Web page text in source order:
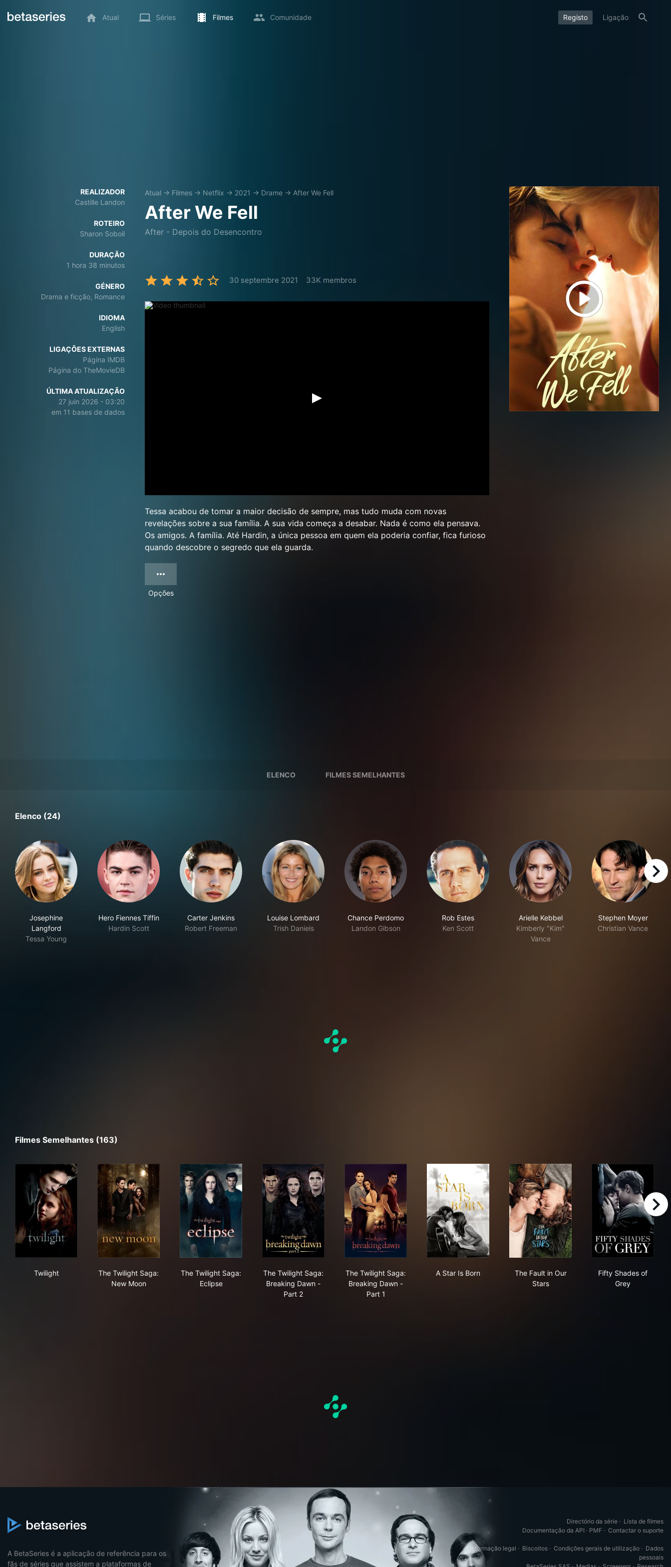
Atual Séries Filmes Comunidade Registo Ligação
REALIZADOR
Castille Landon
ROTEIRO
Sharon Soboil
DURAÇÃO
1 hora 38 minutos
GÉNERO
Drama e ficção, Romance
IDIOMA
English
LIGAÇÕES EXTERNAS
Página IMDB
Página do TheMovieDB
ÚLTIMA ATUALIZAÇÃO
27 juin 2026 - 03:20
em 11 bases de dados
Atual → Filmes → Netflix → 2021 → Drame → After We Fell
After We Fell
After - Depois do Desencontro
30 septembre 2021 33K membros
Tessa acabou de tomar a maior decisão de sempre, mas tudo muda com novas
revelações sobre a sua família. A sua vida começa a desabar. Nada é como ela pensava.
Os amigos. A família. Até Hardin, a única pessoa em quem ela poderia confiar, fica furioso
quando descobre o segredo que ela guarda.
Opções
ELENCO FILMES SEMELHANTES
Elenco (24)
Josephine
Langford
Tessa Young
Hero Fiennes Tiffin
Hardin Scott
Carter Jenkins
Robert Freeman
Louise Lombard
Trish Daniels
Chance Perdomo
Landon Gibson
Rob Estes
Ken Scott
Arielle Kebbel
Kimberly "Kim"
Vance
Stephen Moyer
Christian Vance
right
Filmes Semelhantes (163)
Twilight
The Twilight Saga:
New Moon
The Twilight Saga:
Eclipse
The Twilight Saga:
Breaking Dawn -
Part 2
The Twilight Saga:
Breaking Dawn -
Part 1
A Star Is Born
The Fault in Our
Stars
Fifty Shades of
Grey
right
A BetaSeries é a aplicação de referência para os
fãs de séries que assistem a plataformas de
Directório da série · Lista de filmes
Documentação da API · PMF · Contactar o suporte
Informação legal · Biscoitos · Condições gerais de utilização · Dados
pessoais